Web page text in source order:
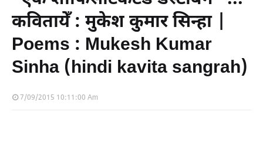
कवितायेँ : मुकेश कुमार सिन्हा |
Poems : Mukesh Kumar
Sinha (hindi kavita sangrah)
7/09/2015 10:11:00 Am